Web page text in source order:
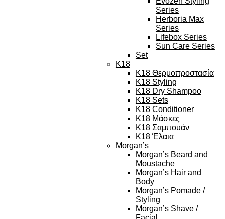
Series
Herboria Max
Series
Lifebox Series
Sun Care Series
Set
K18
K18 Θερμοπροστασία
K18 Styling
K18 Dry Shampoo
K18 Sets
K18 Conditioner
K18 Μάσκες
K18 Σαμπουάν
K18 Έλαια
Morgan’s
Morgan’s Beard and
Moustache
Morgan’s Hair and
Body
Morgan’s Pomade /
Styling
Morgan’s Shave /